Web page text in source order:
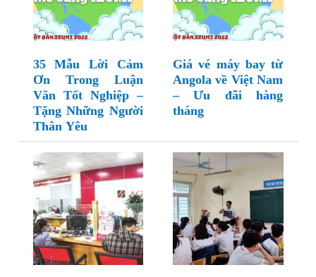
35 Mẫu Lời Cảm
Ơn Trong Luận
Văn Tốt Nghiệp –
Tặng Những Người
Thân Yêu
Giá vé máy bay từ
Angola về Việt Nam
– Ưu đãi hàng
tháng